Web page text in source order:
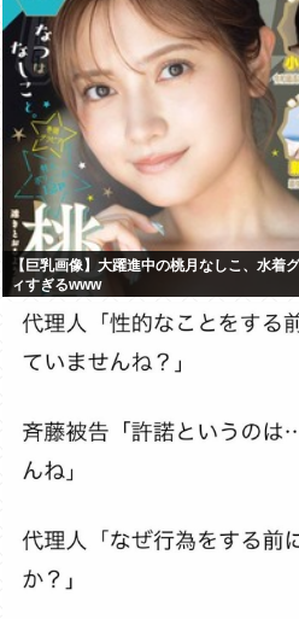
【巨乳画像】大躍進中の桃月なしこ、水着
ィすぎるwww